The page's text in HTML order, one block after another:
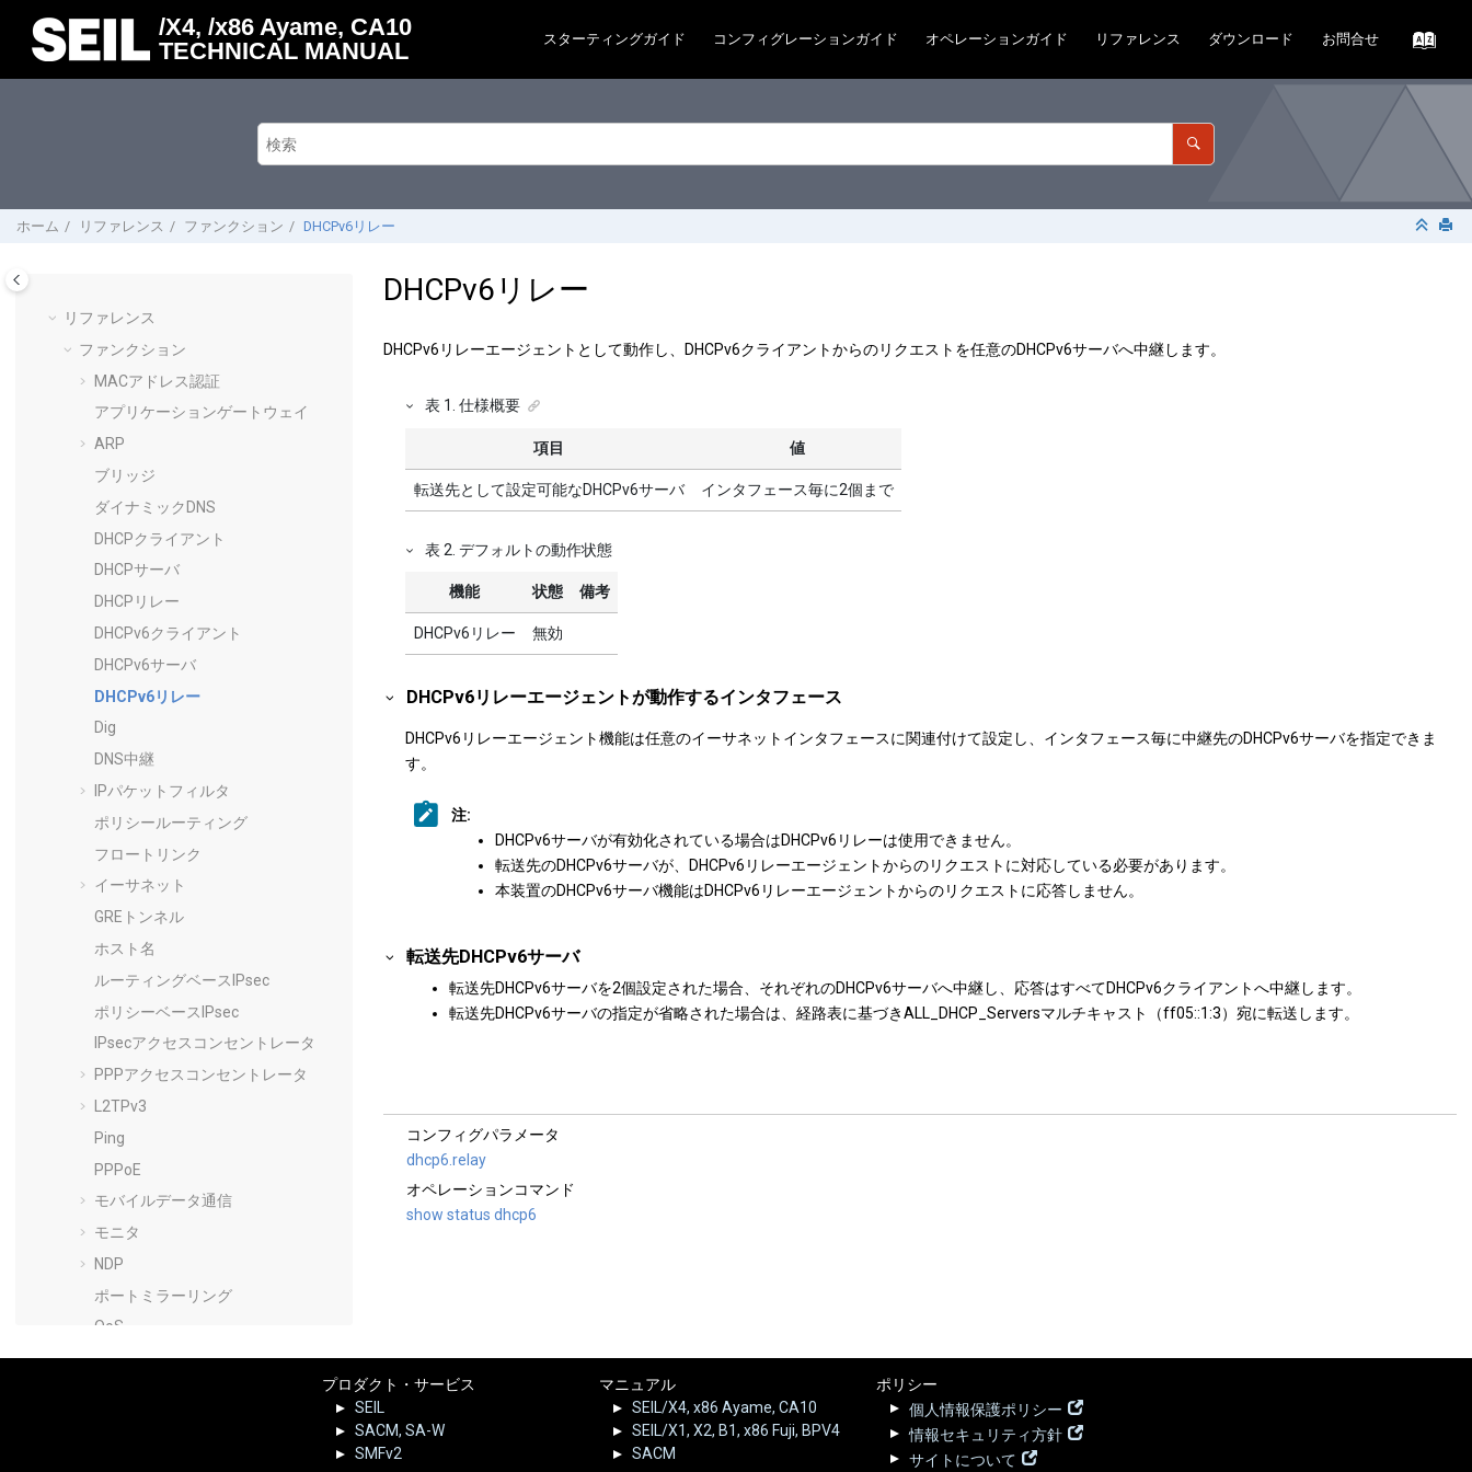
/X4, /x86 Ayame, CA10
TECHNICAL MANUAL
スターティングガイド コンフィグレーションガイド オペレーションガイド リファレンス ダウンロード お問合せ
ホーム リファレンス ファンクション DHCPv6リレー
リファレンス
ファンクション
MACアドレス認証
アプリケーションゲートウェイ
ARP
ブリッジ
ダイナミックDNS
DHCPクライアント
DHCPサーバ
DHCPリレー
DHCPv6クライアント
DHCPv6サーバ
DHCPv6リレー
Dig
DNS中継
IPパケットフィルタ
ポリシールーティング
フロートリンク
イーサネット
GREトンネル
ホスト名
ルーティングベースIPsec
ポリシーベースIPsec
IPsecアクセスコンセントレータ
PPPアクセスコンセントレータ
L2TPv3
Ping
PPPoE
モバイルデータ通信
モニタ
NDP
ポートミラーリング
QoS
ログ
DHCPv6リレー
DHCPv6リレーエージェントとして動作し、DHCPv6クライアントからのリクエストを任意のDHCPv6サーバへ中継します。
表 1 仕様概要
項目 値
転送先として設定可能なDHCPv6サーバ インタフェース毎に2個まで
表 2 デフォルトの動作状態
機能 状態 備考
DHCPv6リレー 無効
DHCPv6リレーエージェントが動作するインタフェース
DHCPv6リレーエージェント機能は任意のイーサネットインタフェースに関連付けて設定し、インタフェース毎に中継先のDHCPv6サーバを指定できま
す。
注:
DHCPv6サーバが有効化されている場合はDHCPv6リレーは使用できません。
転送先のDHCPv6サーバが、DHCPv6リレーエージェントからのリクエストに対応している必要があります。
本装置のDHCPv6サーバ機能はDHCPv6リレーエージェントからのリクエストに応答しません。
転送先DHCPv6サーバ
転送先DHCPv6サーバを2個設定された場合、それぞれのDHCPv6サーバへ中継し、応答はすべてDHCPv6クライアントへ中継します。
転送先DHCPv6サーバの指定が省略された場合は、経路表に基づきALL_DHCP_Serversマルチキャスト（ff05::1:3）宛に転送します。
コンフィグパラメータ
dhcp6.relay
オペレーションコマンド
show status dhcp6
プロダクト・サービス
SEIL
SACM, SA-W
SMFv2
マニュアル
SEIL/X4, x86 Ayame, CA10
SEIL/X1, X2, B1, x86 Fuji, BPV4
SACM
ポリシー
個人情報保護ポリシー
情報セキュリティ方針
サイトについて